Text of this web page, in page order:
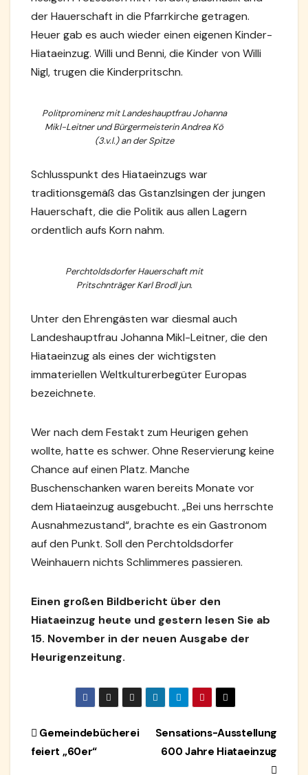
der Hauerschaft in die Pfarrkirche getragen.
Heuer gab es auch wieder einen eigenen Kinder-
Hiataeinzug. Willi und Benni, die Kinder von Willi
Nigl, trugen die Kinderpritschn.
Politprominenz mit Landeshauptfrau Johanna
Mikl-Leitner und Bürgermeisterin Andrea Kö
(3.v.l.) an der Spitze
Schlusspunkt des Hiataeinzugs war
traditionsgemäß das Gstanzlsingen der jungen
Hauerschaft, die die Politik aus allen Lagern
ordentlich aufs Korn nahm.
Perchtoldsdorfer Hauerschaft mit
Pritschnträger Karl Brodl jun.
Unter den Ehrengästen war diesmal auch
Landeshauptfrau Johanna Mikl-Leitner, die den
Hiataeinzug als eines der wichtigsten
immateriellen Weltkulturerbegüter Europas
bezeichnete.
Wer nach dem Festakt zum Heurigen gehen
wollte, hatte es schwer. Ohne Reservierung keine
Chance auf einen Platz. Manche
Buschenschanken waren bereits Monate vor
dem Hiataeinzug ausgebucht. „Bei uns herrschte
Ausnahmezustand“, brachte es ein Gastronom
auf den Punkt. Soll den Perchtoldsdorfer
Weinhauern nichts Schlimmeres passieren.
Einen großen Bildbericht über den
Hiataeinzug heute und gestern lesen Sie ab
15. November in der neuen Ausgabe der
Heurigenzeitung.
BeitragsnavigationSensations-Ausstellung
600 Jahre Hiataeinzug
Gemeindebücherei
feiert „60er“